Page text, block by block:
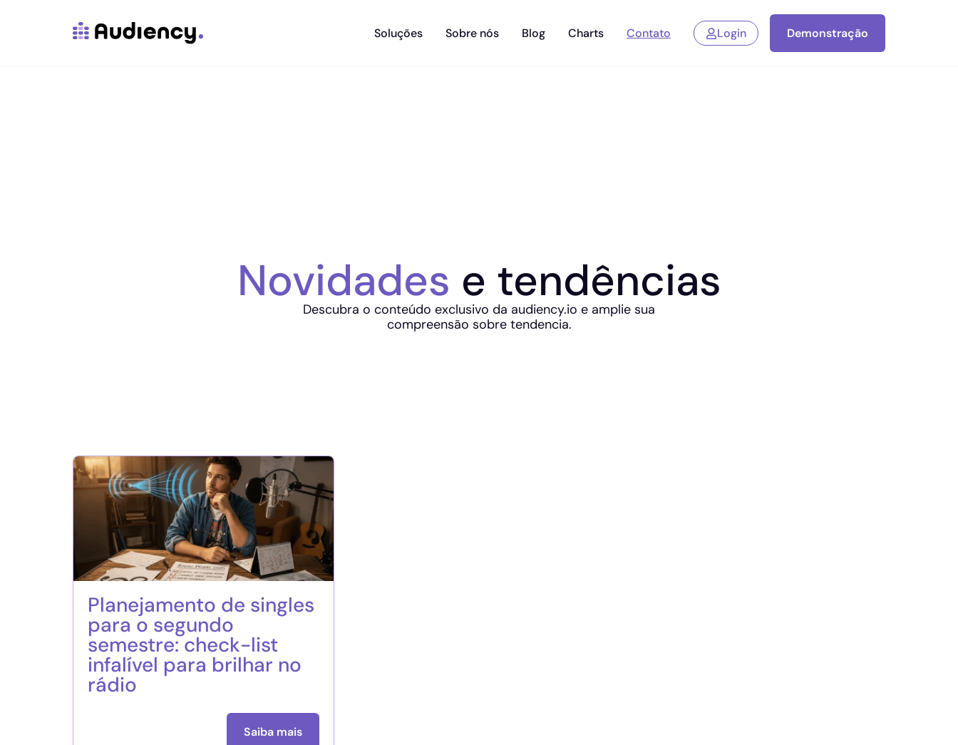
Soluções Sobre nós Blog Charts Contato Login Demonstração
Novidades e tendências
Descubra o conteúdo exclusivo da audiency.io e amplie sua
compreensão sobre tendencia.
Planejamento de singles
para o segundo
semestre: check-list
infalível para brilhar no
rádio
Saiba mais